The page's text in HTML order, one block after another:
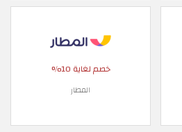
خصم لغاية 10%
المطار